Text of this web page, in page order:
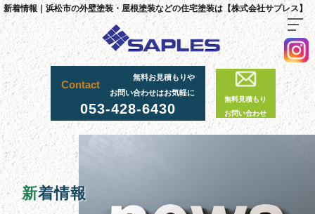
新着情報｜浜松市の外壁塗装・屋根塗装などの住宅塗装は【株式会社サプレス】
Contact
無料お見積もりや
お問い合わせはお気軽に
053-428-6430
無料見積もり
お問い合わせ
新着情報
TOP
料金・施工までの流れ
サプレスが選ばれる理由
外壁・屋根塗装工事
足場工事について
採用情報